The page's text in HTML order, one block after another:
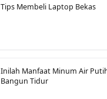
Tips Membeli Laptop Bekas
Inilah Manfaat Minum Air
Bangun Tidur